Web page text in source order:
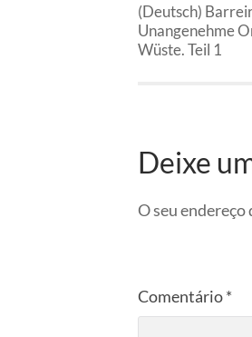
(Deutsch)
Unangenehme
Wüste. Teil 1
Deixe
O seu endereço
Comentário*